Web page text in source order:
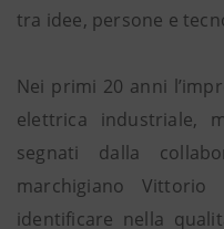
tra idee, persone e
Nei primi 20 anni
elettrica industriale,
segnati dalla
marchigiano
identificare nella